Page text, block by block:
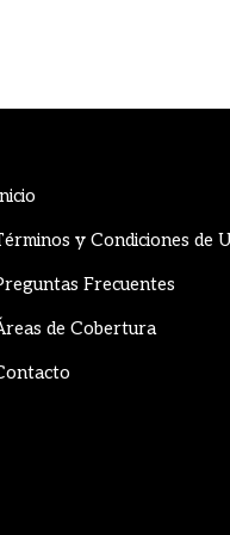
y Condiciones de
Frecuentes
de Cobertura